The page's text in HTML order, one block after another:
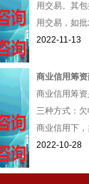
用交易。其
用交易，如
2022-11-13
商业信用筹
商业信用筹
三种方式：
商业信用下
2022-10-28